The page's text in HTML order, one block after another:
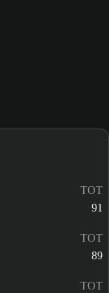
TOT
91
TOT
89
TOT